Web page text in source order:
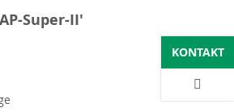
Super-II'
KONTAKT